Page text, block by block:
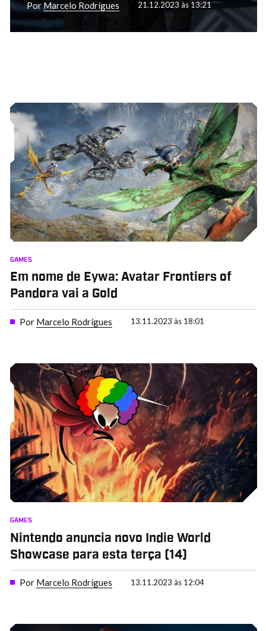
PorMarcelo Rodrigues 21.12.2023 às 13:21
GAMES
Em nome de Eywa: Avatar Frontiers of
Pandora vai a Gold
Por Marcelo Rodrigues 13.11.2023 às 18:01
GAMES
Nintendo anuncia novo Indie World
Showcase para esta terça (14)
Por Marcelo Rodrigues 13.11.2023 às 12:04